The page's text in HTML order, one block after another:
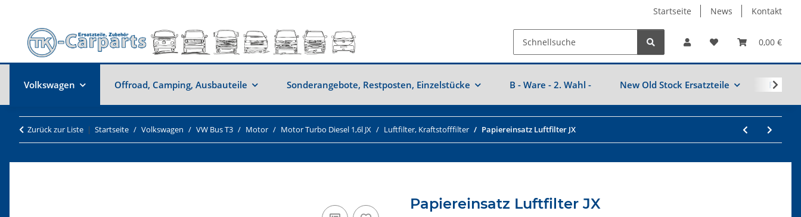
Startseite News Kontakt
0,00 €
Volkswagen Offroad, Camping, Ausbauteile Sonderangebote, Restposten, Einzelstücke B - Ware - 2. Wahl - New Old Stock Ersatzteile
Zurück zur Liste Startseite Volkswagen VW Bus T3 Motor Motor Turbo Diesel 1,6l JX Luftfilter, Kraftstofffilter Papiereinsatz Luftfilter JX
Papiereinsatz Luftfilter JX